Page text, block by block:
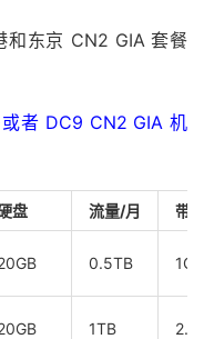
和东京 CN2 GIA 套餐
者 DC9 CN2 GIA 机
盘 流量/月 带
0.5TB
1TB